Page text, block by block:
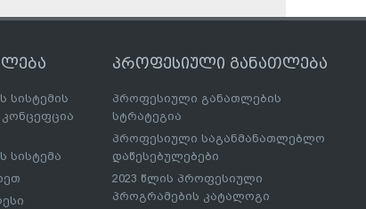
სისტემის
სისტემა
პროფესიული განათლება
პროფესიული განათლების
სტრატეგია
პროფესიული საგანმანათლებლო
დაწესებულებები
2023 წლის პროფესიული
პროგრამების კატალოგი